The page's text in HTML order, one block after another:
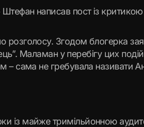
Штефан написав пост із
Згодом блогерка
Маламан у перебігу цих
сама не гребувала називати
із майже тримільйонною